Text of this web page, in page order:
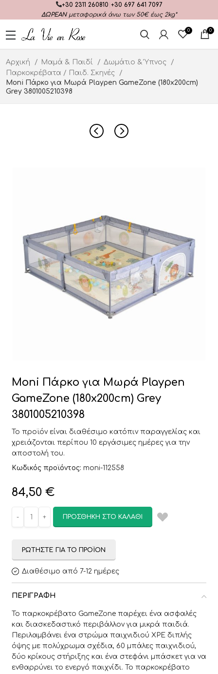
+30 2311 260810 +30 697 641 7097
ΔΩΡΕΑΝμεταφορικά άνω των 50€ έως 2kg*
0 0
Αρχική Μαμά & Παιδί
Δωμάτιο & Ύπνος
Παρκοκρέβατα / Παιδ. Σκηνές
Moni Πάρκο για Μωρά Playpen GameZone (180x200cm)
Grey 3801005210398
Moni Πάρκο για Μωρά Playpen
GameZone (180x200cm) Grey
3801005210398
Το προϊόν είναι διαθέσιμο κατόπιν παραγγελίας και
χρειάζονται περίπου 10 εργάσιμες ημέρες για την
αποστολή του.
Κωδικός προϊόντος: moni-112558
84,50 €
ΠΡΟΣΘΉΚΗ ΣΤΟ ΚΑΛΆΘΙ
ΡΩΤΉΣΤΕ ΓΙΑ ΤΟ ΠΡΟΪΌΝ
Διαθέσιμο από 7-12 ημέρες
ΠΕΡΙΓΡΑΦΉ
Το παρκοκρέβατο GameZone παρέχει ένα ασφαλές
και διασκεδαστικό περιβάλλον για μικρά παιδιά.
Περιλαμβάνει ένα στρώμα παιχνιδιού XPE διπλής
όψης με πολύχρωμα σχέδια, 60 μπάλες παιχνιδιού,
δύο κρίκους στήριξης και ένα στεφάνι μπάσκετ για να
ενθαρρύνει το ενεργό παιχνίδι. Το παρκοκρέβατο